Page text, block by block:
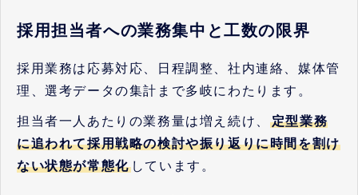
採用担当者への業務集中と工数の限界
採用業務は応募対応、日程調整、社内連絡、媒体管
理、選考データの集計まで多岐にわたります。
担当者一人あたりの業務量は増え続け、
定型業務
に追われて採用戦略の検討や振り返りに時間を割け
ない状態が常態化しています。